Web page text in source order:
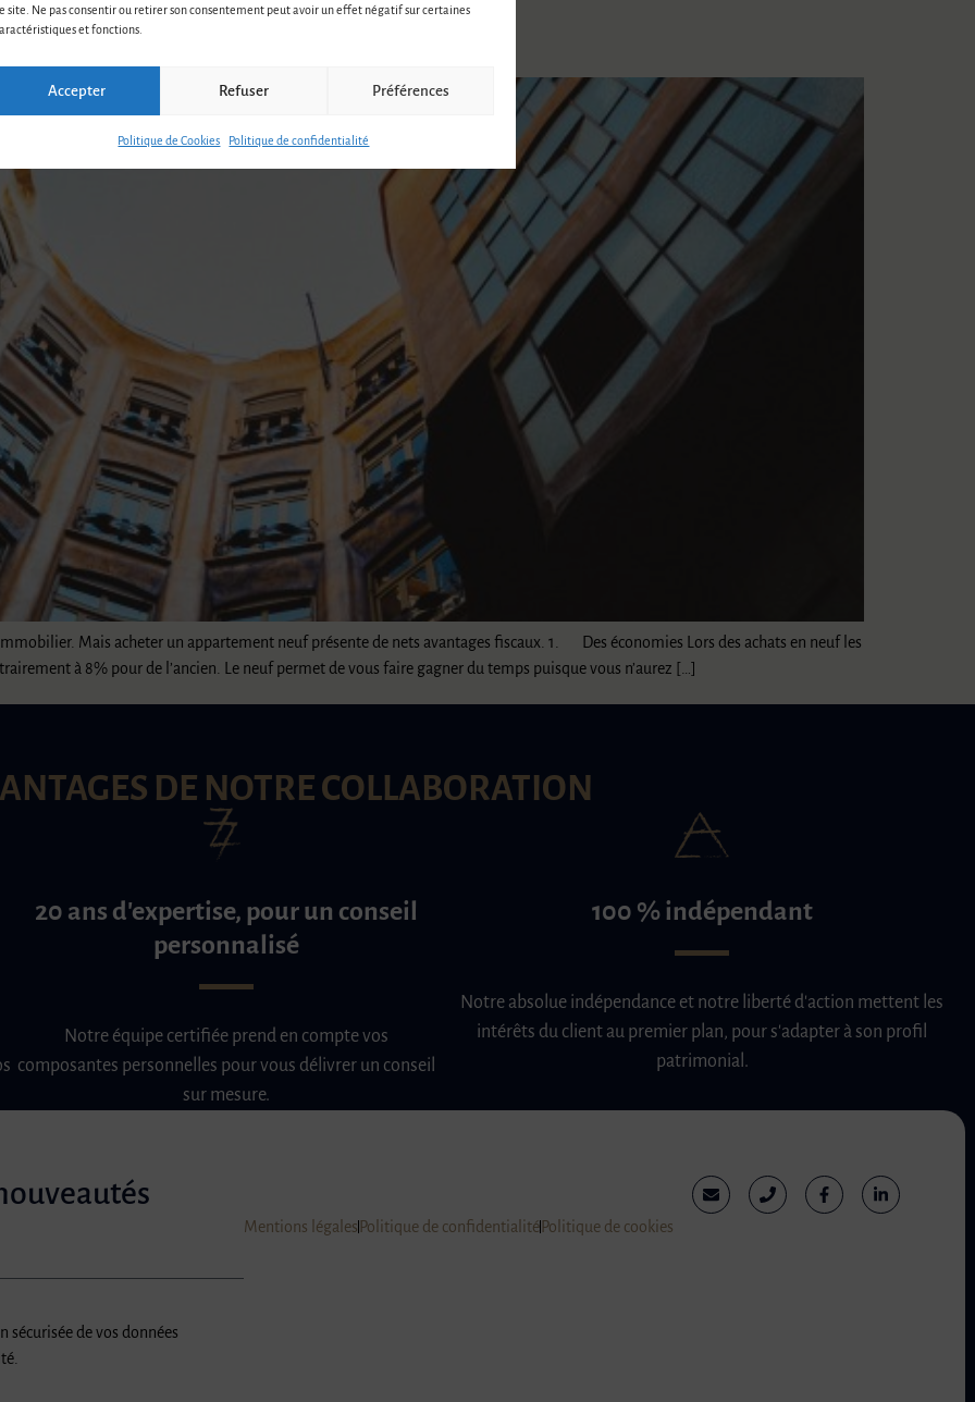
site. Ne pas consentir ou retirer son consentement peut avoir un effet négatif sur certaines
et fonctions.
Accepter Refuser Préférences
Politique de Cookies Politique de confidentialité
dans le neuf
Mais acheter un appartement neuf présente de nets avantages fiscaux. 1. Des économies Lors des achats en neuf les
à 8% pour de l’ancien. Le neuf permet de vous faire gagner du temps puisque vous n’aurez […]
DE NOTRE COLLABORATION
20 ans d'expertise, pour un conseil
personnalisé
Notre équipe certifiée prend en compte vos
composantes personnelles pour vous délivrer un conseil
sur mesure.
100 % indépendant
Notre absolue indépendance et notre liberté d'action mettent les
intérêts du client au premier plan, pour s'adapter à son profil
patrimonial.
de vos données
Mentions légales Politique de confidentialité Politique de cookies